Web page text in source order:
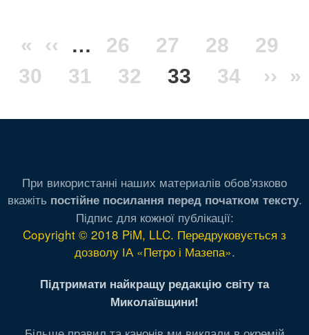
на
сторінки
Перша
сторінка
«
Попередня
сторінка
‹‹ … Сторінка
26 Сторінка
27 Сторінка
28
29
Сторінка
30 Сторінка
31 Сторінка
32
Поточна
33 Сторінка
34 ›› »
При використанні наших материалів обов'язково
вкажіть постійне посилання перед початком тексту.
Підпис для кожної публікації:
Copyright © 2018 PiM, LLC. Передруковується з
дозволу ІА «Петро і Мазепа».
Підтримати найкращу редакцію світу та
Миколаївщини!